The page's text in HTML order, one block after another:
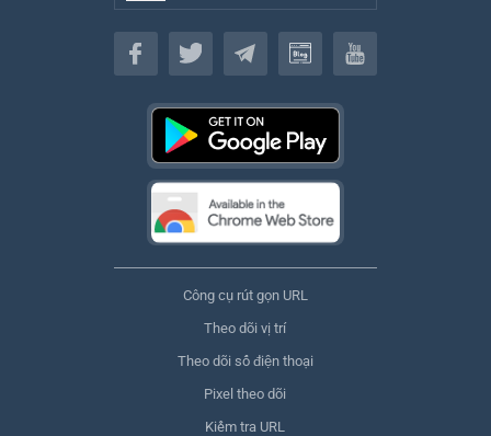
Tiếng Việt
Công cụ rút gọn URL
Theo dõi vị trí
Theo dõi số điện thoại
Pixel theo dõi
Kiểm tra URL